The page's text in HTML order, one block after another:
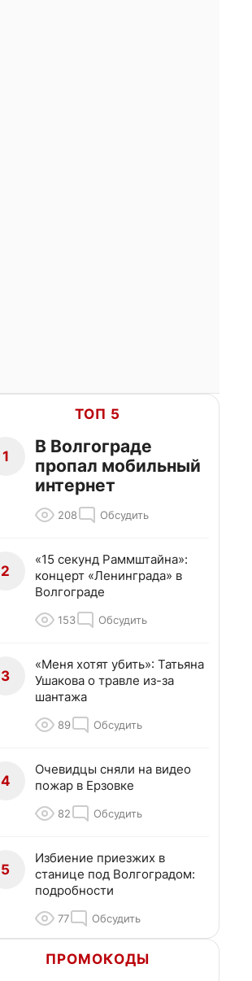
ТОП 5
1
В Волгограде
пропал мобильный
интернет
208 Обсудить
2
«15 секунд Раммштайна»:
концерт «Ленинграда» в
Волгограде
153 Обсудить
3
«Меня хотят убить»: Татьяна
Ушакова о травле из-за
шантажа
89 Обсудить
4
Очевидцы сняли на видео
пожар в Ерзовке
82 Обсудить
5
Избиение приезжих в
станице под Волгоградом:
подробности
77 Обсудить
ПРОМОКОДЫ